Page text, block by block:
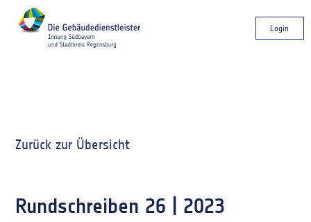
Login
Zurück zur Übersicht
Rundschreiben 26 | 2023